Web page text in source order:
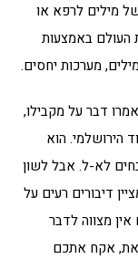
מילים לרפא או
באמצעות
מערכות יחסים.
דבר על מקבילו,
הירושלמי. הוא
לא-ל. אבל לשון
דיבורים רעים על
מצווה לדבר
אקח אתכם